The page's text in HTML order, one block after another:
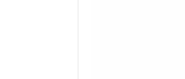
辽宁省鞍
辽宁省本
辽宁省朝
辽宁省丹